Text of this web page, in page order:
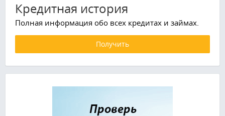
Кредитная история
Полная информация обо всех кредитах и займах.
Получить